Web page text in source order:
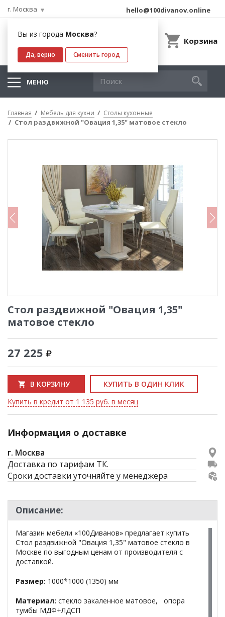
г. Москва
Вы из города Москва?
Да, верно Сменить город
hello@100divanov.online
Корзина
МЕНЮ
Главная Мебель для кухни Столы кухонные
Стол раздвижной "Овация 1,35" матовое стекло
Стол раздвижной "Овация 1,35"
матовое стекло
27 225
В КОРЗИНУ
КУПИТЬ В ОДИН КЛИК
Купить в кредит от 1 135 руб. в месяц
Информация о доставке
г. Москва
Доставка по тарифам ТК.
Сроки доставки уточняйте у менеджера
Описание:
Магазин мебели «100Диванов» предлагает купить
Стол раздвижной "Овация 1,35" матовое стекло в
Москве по выгодным ценам от производителя с
доставкой.
Размер: 1000*1000 (1350) мм
Материал: стекло закаленное матовое, опора
тумбы МДФ+ЛДСП